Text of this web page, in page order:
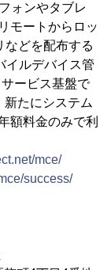
ォンやタブレ
モートからロッ
などを配布する
イルデバイス管
ービス基盤で
たにシステム
額料金のみで利
mce/
success/